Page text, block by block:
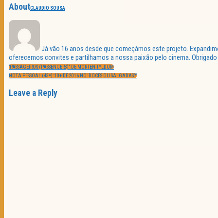
AboutCLAUDIO SOUSA
Já vão 16 anos desde que começámos este projeto.
oferecemos convites e partilhamos a nossa paixão pelo cinema.
Navegação
de
artigos
PREVIOUS
POST:
“PASSAGEIROS (PASSENGERS)” DE MORTEN TYLDUM
NEXT
POST:
NOTA PESSOAL (43ª): 10+ DE 2016 NO ‘DOCES OU SALGADAS?’
Leave a Reply